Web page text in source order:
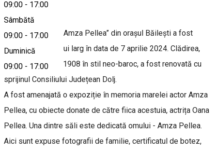
09:00 - 17:00
Sâmbătă
09:00 - 17:00
Duminică
09:00 - 17:00
Despre
Casa Memorială „Amza Pellea” din orașul Băilești a fost
deschisă publicului larg în data de 7 aprilie 2024. Clădirea,
construită în anul 1908 în stil neo-baroc, a fost renovată cu
sprijinul Consiliului Județean Dolj.
A fost amenajată o expoziție în memoria marelei actor Amza
Pellea, cu obiecte donate de către fiica acestuia, actrița Oana
Pellea. Una dintre săli este dedicată omului - Amza Pellea.
Aici sunt expuse fotografii de familie, certificatul de botez,